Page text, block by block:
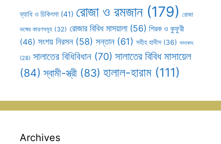
ব্যাধি ও চিকিৎসা (41) রোজা ও রমজান(179) রোজা
ভঙ্গের কারণসমূহ (32) রোজার বিবিধ মাসয়ালা(56) শিরক ও কুফুরী
(46) সংশয় নিরসন (58) সন্তান (61) সহীহ হাদীস (36) সাদাকাহ
(28) সালাতের বিধিবিধান (70) সালাতের বিবিধ মাসায়েল
(84) স্বামী-স্ত্রী (83) হালাল-হারাম (111)
Archives